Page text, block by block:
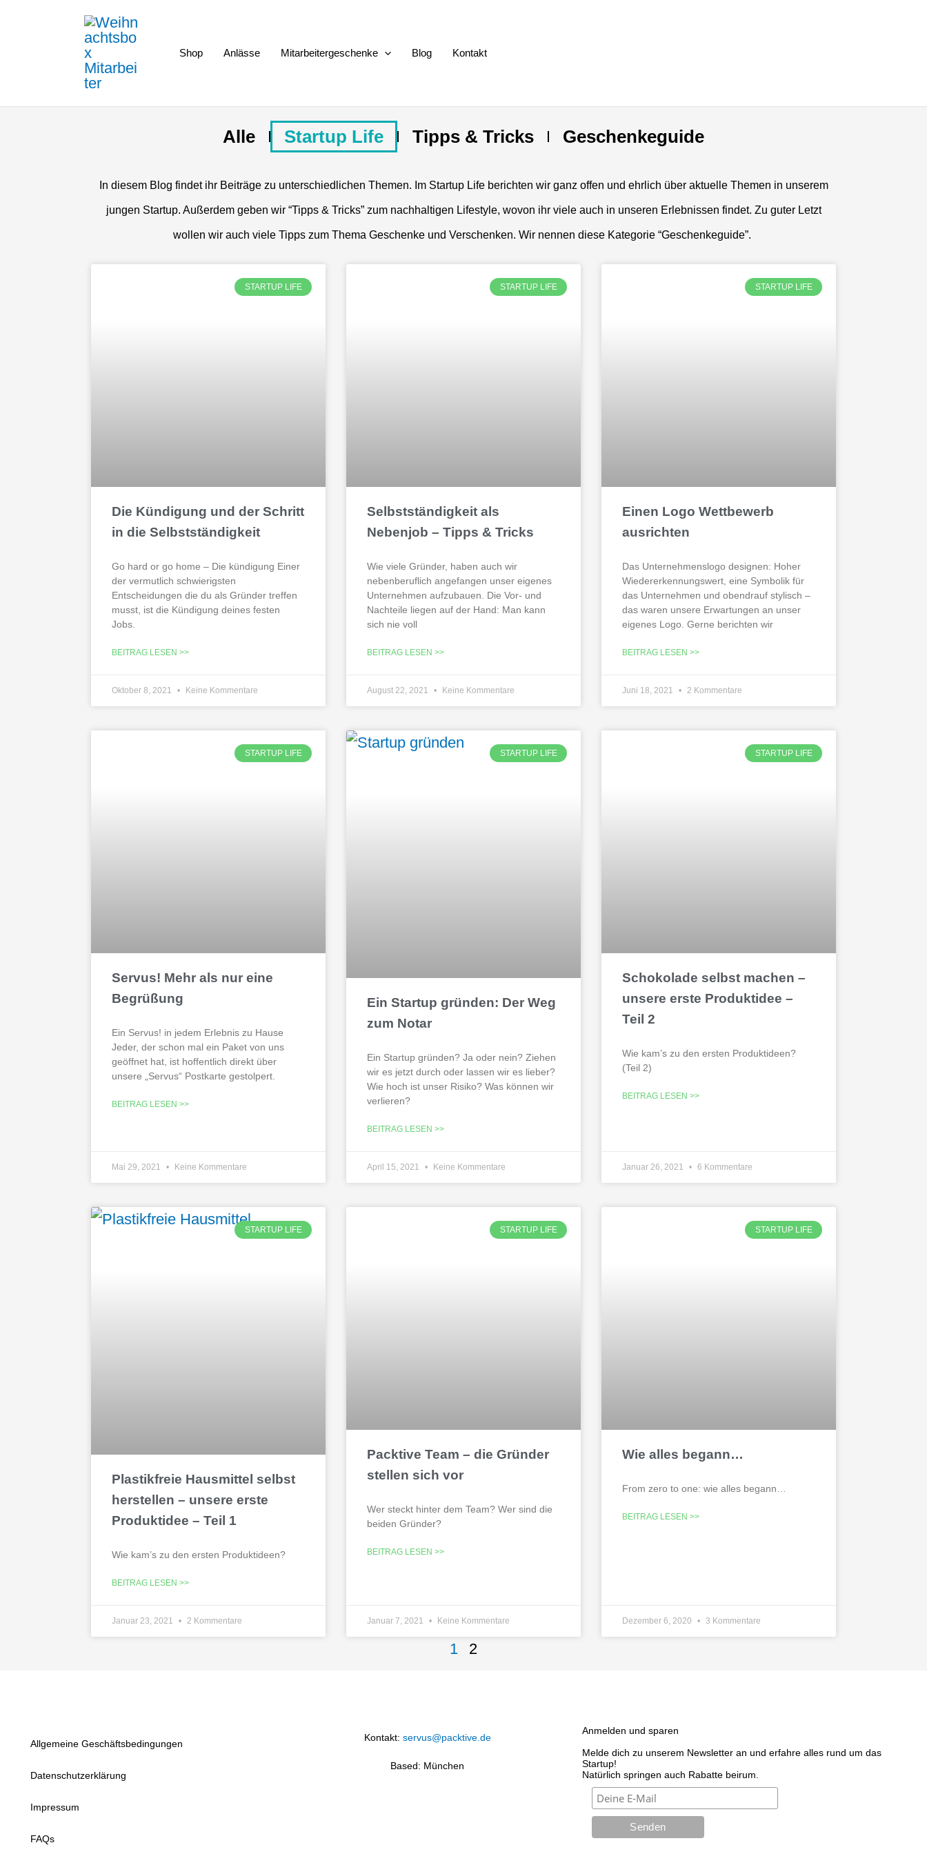
Shop Anlässe Mitarbeitergeschenke Blog Kontakt
Alle Startup Life Tipps & Tricks Geschenkeguide
In diesem Blog findet ihr Beiträge zu unterschiedlichen Themen. Im Startup Life berichten wir ganz offen und ehrlich über aktuelle Themen in unserem
jungen Startup. Außerdem geben wir “Tipps & Tricks” zum nachhaltigen Lifestyle, wovon ihr viele auch in unseren Erlebnissen findet. Zu guter Letzt
wollen wir auch viele Tipps zum Thema Geschenke und Verschenken. Wir nennen diese Kategorie “Geschenkeguide”.
STARTUP LIFE
Die Kündigung und der Schritt
in die Selbstständigkeit
Go hard or go home – Die kündigung Einer
der vermutlich schwierigsten
Entscheidungen die du als Gründer treffen
musst, ist die Kündigung deines festen
Jobs.
BEITRAG LESEN >>
Oktober 8, 2021 Keine Kommentare
STARTUP LIFE
Selbstständigkeit als
Nebenjob – Tipps & Tricks
Wie viele Gründer, haben auch wir
nebenberuflich angefangen unser eigenes
Unternehmen aufzubauen. Die Vor- und
Nachteile liegen auf der Hand: Man kann
sich nie voll
BEITRAG LESEN >>
August 22, 2021 Keine Kommentare
STARTUP LIFE
Einen Logo Wettbewerb
ausrichten
Das Unternehmenslogo designen: Hoher
Wiedererkennungswert, eine Symbolik für
das Unternehmen und obendrauf stylisch –
das waren unsere Erwartungen an unser
eigenes Logo. Gerne berichten wir
BEITRAG LESEN >>
Juni 18, 2021 2 Kommentare
STARTUP LIFE
Servus! Mehr als nur eine
Begrüßung
Ein Servus! in jedem Erlebnis zu Hause
Jeder, der schon mal ein Paket von uns
geöffnet hat, ist hoffentlich direkt über
unsere „Servus“ Postkarte gestolpert.
BEITRAG LESEN >>
Mai 29, 2021 Keine Kommentare
STARTUP LIFE
Ein Startup gründen: Der Weg
zum Notar
Ein Startup gründen? Ja oder nein? Ziehen
wir es jetzt durch oder lassen wir es lieber?
Wie hoch ist unser Risiko? Was können wir
verlieren?
BEITRAG LESEN >>
April 15, 2021 Keine Kommentare
STARTUP LIFE
Schokolade selbst machen –
unsere erste Produktidee –
Teil 2
Wie kam’s zu den ersten Produktideen?
(Teil 2)
BEITRAG LESEN >>
Januar 26, 2021 6 Kommentare
STARTUP LIFE
Plastikfreie Hausmittel selbst
herstellen – unsere erste
Produktidee – Teil 1
Wie kam’s zu den ersten Produktideen?
BEITRAG LESEN >>
Januar 23, 2021 2 Kommentare
STARTUP LIFE
Packtive Team – die Gründer
stellen sich vor
Wer steckt hinter dem Team? Wer sind die
beiden Gründer?
BEITRAG LESEN >>
Januar 7, 2021 Keine Kommentare
STARTUP LIFE
Wie alles begann…
From zero to one: wie alles begann…
BEITRAG LESEN >>
Dezember 6, 2020 3 Kommentare
1
Seite
2
Allgemeine Geschäftsbedingungen
Datenschutzerklärung
Impressum
FAQs
Kontakt: servus@packtive.de
Based: München
Anmelden und sparen
Melde dich zu unserem Newsletter an und erfahre alles rund um das
Startup!
Natürlich springen auch Rabatte beirum.